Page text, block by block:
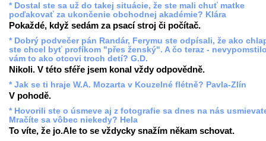
* Dostal ste sa už do takej situácie, že ste mali chuť matke
poďakovať za ukončenie obchodnej akadémie? Klára
Pokaždé, když sedám za psací stroj či počítač.
* Dobrý podvečer pán Randár, Ferymu ste odpísali, že ako
ste chcel byť profíkom "přes ženský". A čo teraz -
vám to ako otcovi troch detí? G.D.
Nikoli. V této sféře jsem konal vždy odpovědně.
* Jak se ti hraje W.A. Mozarta v Kouzelné flétně? Pavla-Zlín
V pohodě.
* Hovorili ste o úsmeve aj z fotografie sa dnes na nás
Mračíte sa vôbec niekedy? Hela
To víte, že jo.Ale to se vždycky snažím někam schovat.